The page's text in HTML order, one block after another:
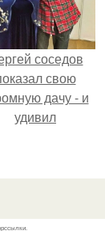
соседов
свою
дачу - и
удивил